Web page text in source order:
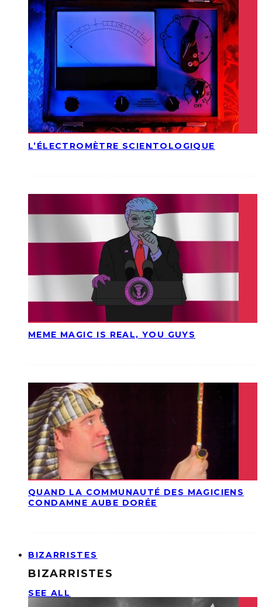
L’ÉLECTROMÈTRE SCIENTOLOGIQUE
MEME MAGIC IS REAL, YOU GUYS
QUAND LA COMMUNAUTÉ DES MAGICIENS
CONDAMNE AUBE DORÉE
BIZARRISTES
BIZARRISTES
SEE ALL